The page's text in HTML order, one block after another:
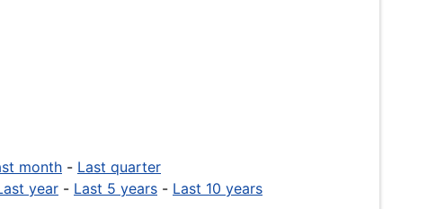
month - Last quarter
year - Last 5 years - Last 10 years